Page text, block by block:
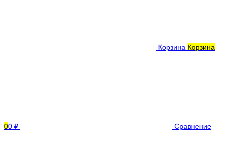
Корзина Корзина
00 ₽ Сравнение